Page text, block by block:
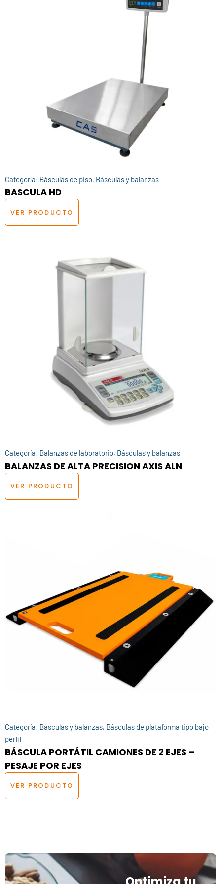
Categoría: Básculas de piso, Básculas y balanzas
BASCULA HD
VER PRODUCTO
Categoría: Balanzas de laboratorio, Básculas y balanzas
BALANZAS DE ALTA PRECISION AXIS ALN
VER PRODUCTO
Categoría: Básculas y balanzas, Básculas de plataforma tipo bajo
perfil
BÁSCULA PORTÁTIL CAMIONES DE 2 EJES –
PESAJE POR EJES
VER PRODUCTO